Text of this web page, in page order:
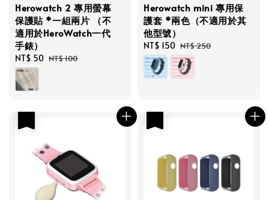
Herowatch 2 專用螢幕
保護貼 *一組兩片 （不
適用於HeroWatch一代
手錶）
Sale
price
NT$ 50 Regular
NT$ 100
Herowatch mini 專用保
護套 *兩色（不適用於其
他型號）
Sale
price
NT$ 150 Regular
price
NT$ 250